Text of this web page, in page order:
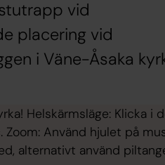
vid
placering vid
i Väne-Åsaka
Helskärmsläge: Klicka
Använd hjulet på
alternativt använd